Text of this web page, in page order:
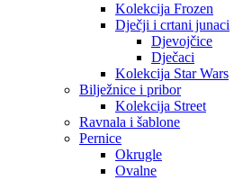
Kolekcija Frozen
Dječji i crtani junaci
Djevojčice
Dječaci
Kolekcija Star Wars
Bilježnice i pribor
Kolekcija Street
Ravnala i šablone
Pernice
Okrugle
Ovalne